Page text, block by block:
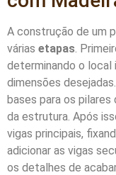
A construção de um
várias etapas .
determinando o local
dimensões
bases para os pilares
da estrutura. Após
vigas principais,
adicionar as vigas
os detalhes de